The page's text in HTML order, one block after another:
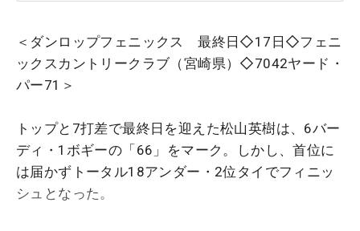
＜ダンロップフェニックス 最終日◇17日◇フェニ
ックスカントリークラブ（宮崎県）◇7042ヤード・
パー71＞
トップと7打差で最終日を迎えた松山英樹は、6バー
ディ・1ボギーの「66」をマーク。しかし、首位に
は届かずトータル18アンダー・2位タイでフィニッ
シュとなった。